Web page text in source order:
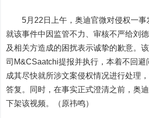
5月22日上午，奥迪官微对侵权一事
就该事件中因监管不力、审核不严给刘
及相关方造成的困扰表示诚挚的歉意。
司M&CSaatchi提报并执行，本着不回避
成其尽快就所涉文案侵权情况进行处理
答复。同时，在事实正式澄清之前，奥
下架该视频。（原祎鸣）